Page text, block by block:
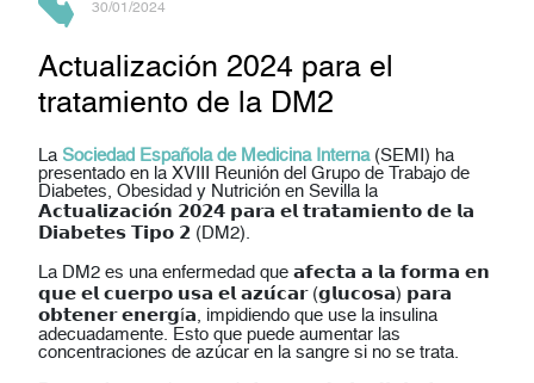
30/01/2024
Actualización 2024 para el
tratamiento de la DM2
La Sociedad Española de Medicina Interna(SEMI) ha
presentado en la XVIII Reunión del Grupo de Trabajo de
Diabetes, Obesidad y Nutrición en Sevilla la
𝗔𝗰𝘁𝘂𝗮𝗹𝗶𝘇𝗮𝗰𝗶𝗼́𝗻 𝟮𝟬𝟮𝟰 𝗽𝗮𝗿𝗮 𝗲𝗹 𝘁𝗿𝗮𝘁𝗮𝗺𝗶𝗲𝗻𝘁𝗼 𝗱𝗲 𝗹𝗮
𝗗𝗶𝗮𝗯𝗲𝘁𝗲𝘀 𝗧𝗶𝗽𝗼 𝟮 (DM2).
La DM2 es una enfermedad que 𝗮𝗳𝗲𝗰𝘁𝗮 𝗮 𝗹𝗮 𝗳𝗼𝗿𝗺𝗮 𝗲𝗻
𝗾𝘂𝗲 𝗲𝗹 𝗰𝘂𝗲𝗿𝗽𝗼 𝘂𝘀𝗮 𝗲𝗹 𝗮𝘇𝘂́𝗰𝗮𝗿 (𝗴𝗹𝘂𝗰𝗼𝘀𝗮) 𝗽𝗮𝗿𝗮
𝗼𝗯𝘁𝗲𝗻𝗲𝗿 𝗲𝗻𝗲𝗿𝗴í𝗮, impidiendo que use la insulina
adecuadamente. Esto que puede aumentar las
concentraciones de azúcar en la sangre si no se trata.